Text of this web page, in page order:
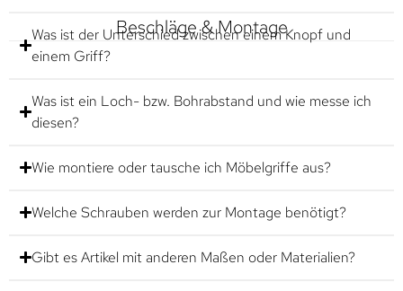
Beschläge & Montage
Was ist der Unterschied zwischen einem Knopf und
einem Griff?
Was ist ein Loch- bzw. Bohrabstand und wie messe ich
diesen?
Wie montiere oder tausche ich Möbelgriffe aus?
Welche Schrauben werden zur Montage benötigt?
Gibt es Artikel mit anderen Maßen oder Materialien?